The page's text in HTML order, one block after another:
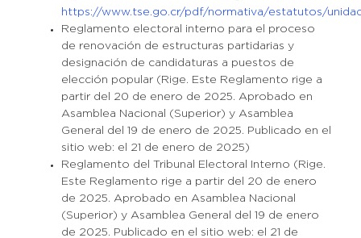
https://www.tse.go.cr/pdf/normativa/estatutos/
Reglamento electoral interno para el proceso
de renovación de estructuras partidarias y
designación de candidaturas a puestos de
elección popular (Rige. Este Reglamento rige a
partir del 20 de enero de 2025. Aprobado en
Asamblea Nacional (Superior) y Asamblea
General del 19 de enero de 2025. Publicado en el
sitio web: el 21 de enero de 2025)
Reglamento del Tribunal Electoral Interno (Rige.
Este Reglamento rige a partir del 20 de enero
de 2025. Aprobado en Asamblea Nacional
(Superior) y Asamblea General del 19 de enero
de 2025. Publicado en el sitio web: el 21 de